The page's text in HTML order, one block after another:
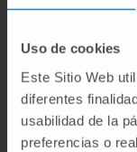
Uso de cookies
Este Sitio Web
diferentes
usabilidad de la
preferencias o
¿Cuántas
Depende del
cervical y
pares: astas
posteriores